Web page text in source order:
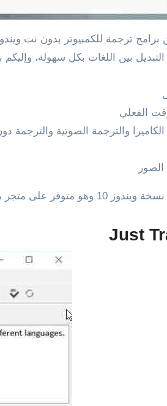
التبديل بين اللغات بكل سهولة،
الفعلي
والترجمة الصوتية والترجمة
بشكل مجانى تماماً ويمكن تحميل من